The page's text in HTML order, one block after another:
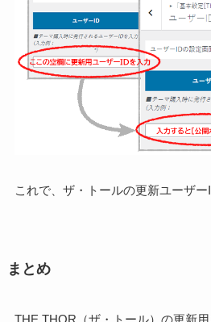
これで、ザ・トールの更新ユーザー
まとめ